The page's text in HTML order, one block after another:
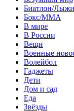
Биатлон/Лыжи
Бокс/MMA
В мире
В России
Вещи
Военные
Волейбол
Гаджеты
Дети
Дом и сад
Еда
Звёзды